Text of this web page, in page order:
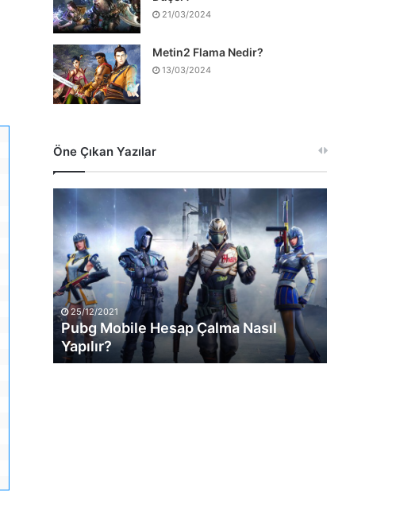
21/03/2024
Metin2 Flama Nedir?
13/03/2024
Öne Çıkan Yazılar
Mobile
Hesap
Çalma
Nasıl
Yapılır?
25/12/2021
Pubg Mobile Hesap Çalma Nasıl
Yapılır?